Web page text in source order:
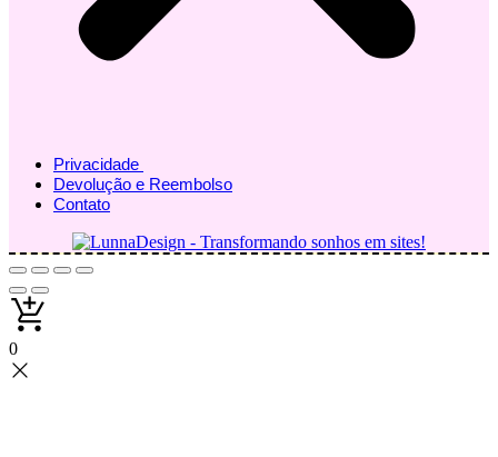
Privacidade
Devolução e Reembolso
Contato
0